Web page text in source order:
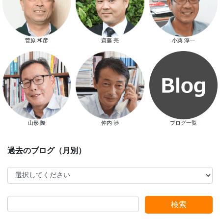
スタッフ別ブログ
菅原 和彦 齋藤 亮 小薬 淳一
山形 隆 仲内 渉 ブログ一覧
検索